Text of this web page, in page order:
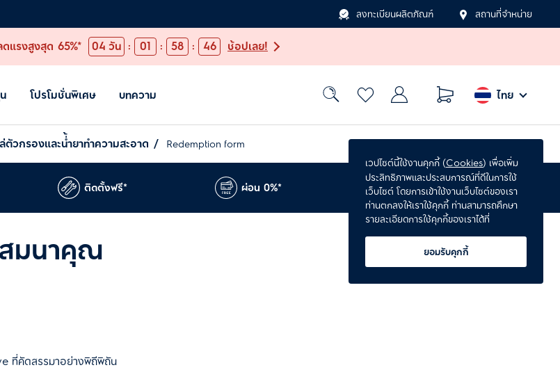
ลงทะเบียนผลิตภัณฑ์ สถานที่จำหน่าย
แรงสูงสุด 65%* 04 วัน : 01 : 58 : 46 ช้อปเลย!
โปรโมชั่นพิเศษ บทความ ไทย
วกรองและน่้ำยาทำความสะอาด Redemption form
ติดตั้งฟรี* ผ่อน 0%* รับประกันเพิ่ม 1 ปี*
มนาคุณ
ที่คัดสรรมาอย่างพิถีพิถัน
เวปไซต์นี้ใช้งานคุกกี้ (Cookies) เพื่อเพิ่ม
ประสิทธิภาพและประสบการณ์ที่ดีในการใช้
เว็บไซต์ โดยการเข้าใช้งานเว็บไซต์ของเรา
ท่านตกลงให้เราใช้คุกกี้ ท่านสามารถศึกษา
รายละเอียดการใช้คุกกี้ของเราได้ที่
ยอมรับคุกกี้